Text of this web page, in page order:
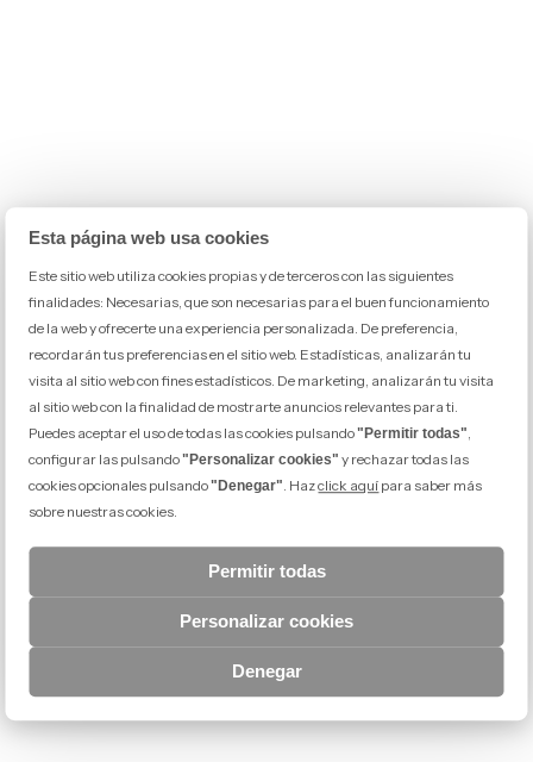
Esta página web usa cookies
Este sitio web utiliza cookies propias y de terceros con las siguientes
finalidades: Necesarias, que son necesarias para el buen funcionamiento
de la web y ofrecerte una experiencia personalizada. De preferencia,
recordarán tus preferencias en el sitio web. Estadísticas, analizarán tu
visita al sitio web con fines estadísticos. De marketing, analizarán tu visita
al sitio web con la finalidad de mostrarte anuncios relevantes para ti.
Puedes aceptar el uso de todas las cookies pulsando"Permitir todas"
configurar las pulsando"Personalizar cookies" y rechazar todas las
cookies opcionales pulsando"Denegar" . Hazclick aquí para saber más
sobre nuestras cookies.
Permitir todas
Personalizar cookies
Denegar